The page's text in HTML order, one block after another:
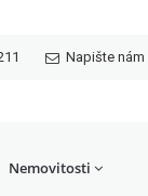
Napište nám
Nemovitosti